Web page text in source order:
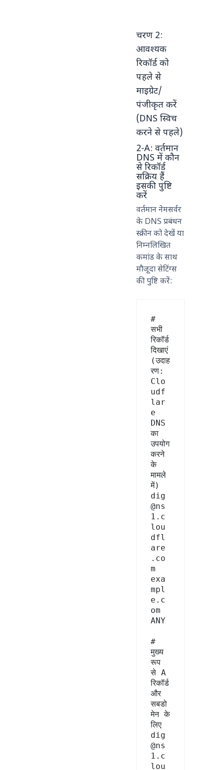
चरण 2:
आवश्यक
रिकॉर्ड को
पहले से
माइग्रेट/
पंजीकृत करें
(DNS स्विच
करने से पहले)
2-A: वर्तमान
DNS में कौन
से रिकॉर्ड
सक्रिय हैं
इसकी पुष्टि
करें
वर्तमान नेमसर्वर
के DNS प्रबंधन
स्क्रीन को देखें या
निम्नलिखित
कमांड के साथ
मौजूदा सेटिंग्स
की पुष्टि करें:
#
सभी
रिकॉर्ड
दिखाएं
(उदाह
रण:
Clo
udf
lar
e
DNS
का
उपयोग
करने
के
मामले
में)
dig
@ns
1.c
lou
dfl
are
.co
m
exa
mpl
e.c
om
ANY
#
मुख्य
रूप
से A
रिकॉर्ड
और
सबडो
मेन के
लिए
dig
@ns
1.c
lou